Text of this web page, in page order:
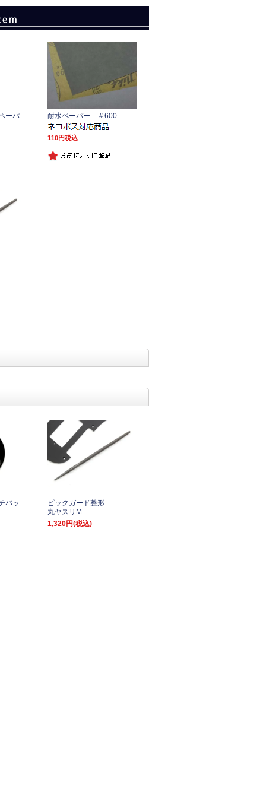
ーパ
耐水ペーパー ＃600
110 税込
バッ
ピックガード整形
丸ヤスリM
1,320円(税込)